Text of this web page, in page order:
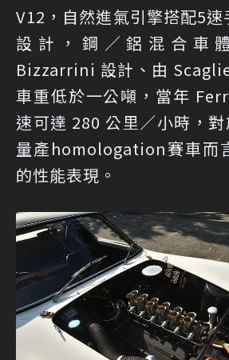
V12，自然進氣引擎搭配5
設計，鋼／鋁混合車
Bizzarrini 設計、由
車重低於一公噸，當年
速可達 280 公里／小時，
量產homologation賽車而
的性能表現。